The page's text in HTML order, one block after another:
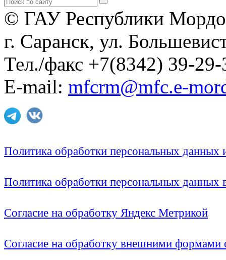
© ГАУ Республики
г. Саранск, ул.
Тел./факс +7(8342) 39-29-
E-mail: mfcrm@mfc.e-
Политика обработки персональных
Политика обработки персональных
Согласие на обработку Яндекс Метрикой
Согласие на обработку внешними формами